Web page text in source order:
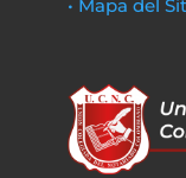
• Mapa del